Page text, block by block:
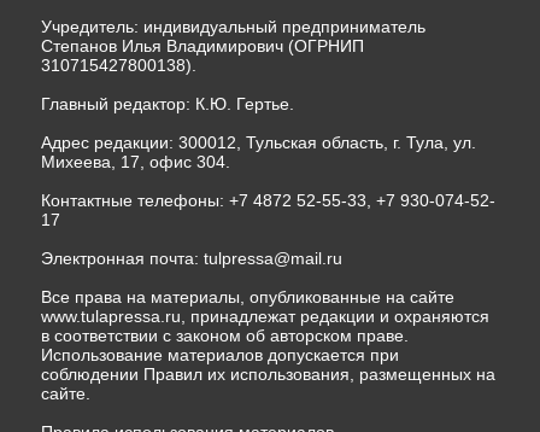
Учредитель: индивидуальный предприниматель
Степанов Илья Владимирович (ОГРНИП
310715427800138).
Главный редактор: К.Ю. Гертье.
Адрес редакции: 300012, Тульская область, г. Тула, ул.
Михеева, 17, офис 304.
Контактные телефоны: +7 4872 52-55-33, +7 930-074-52-
17
Электронная почта: tulpressa@mail.ru
Все права на материалы, опубликованные на сайте
www.tulapressa.ru, принадлежат редакции и охраняются
в соответствии с законом об авторском праве.
Использование материалов допускается при
соблюдении Правил их использования, размещенных на
сайте.